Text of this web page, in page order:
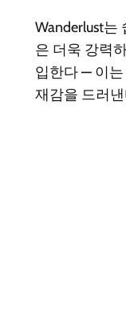
Wanderlust는
은 더욱 강력
입한다 — 이
재감을 드러